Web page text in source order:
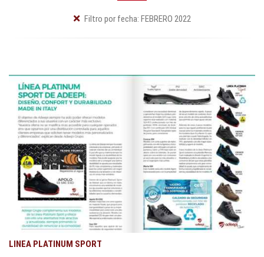
Filtro por fecha: FEBRERO 2022
LINEA PLATINUM SPORT